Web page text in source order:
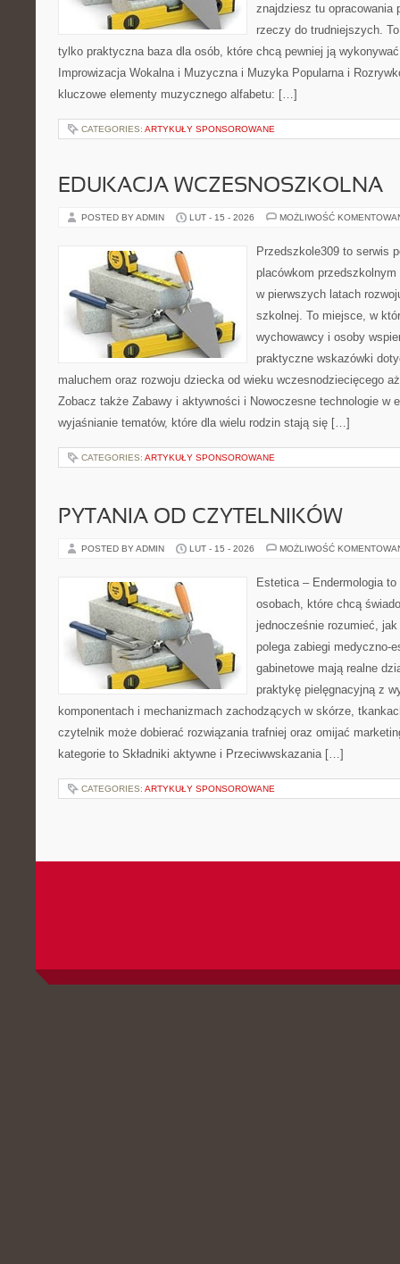
znajdziesz tu opracowania
rzeczy do trudniejszych.
tylko praktyczna baza dla osób, które chcą pewniej ją
Improwizacja Wokalna i Muzyczna i Muzyka Popularna i
kluczowe elementy muzycznego alfabetu: […]
CATEGORIES: ARTYKUŁY SPONSOROWANE
EDUKACJA WCZESNOSZKOLNA
POSTED BY ADMIN LUT - 15 - 2026 MOŻLIWOŚĆ
Przedszkole309 to serwis
placówkom
w pierwszych latach
szkolnej. To miejsce, w
wychowawcy i osoby
praktyczne wskazówki
maluchem oraz rozwoju dziecka od wieku wczesnodziecięcego
Zobacz także Zabawy i aktywności i Nowoczesne technologie w
wyjaśnianie tematów, które dla wielu rodzin stają się […]
CATEGORIES: ARTYKUŁY SPONSOROWANE
PYTANIA OD CZYTELNIKÓW
POSTED BY ADMIN LUT - 15 - 2026 MOŻLIWOŚĆ
Estetica – Endermologia
osobach, które chcą
jednocześnie rozumieć,
polega zabiegi medyczno-
gabinetowe mają realne
praktykę pielęgnacyjną z
komponentach i mechanizmach zachodzących w skórze,
czytelnik może dobierać rozwiązania trafniej oraz omijać
kategorie to Składniki aktywne i Przeciwwskazania […]
CATEGORIES: ARTYKUŁY SPONSOROWANE